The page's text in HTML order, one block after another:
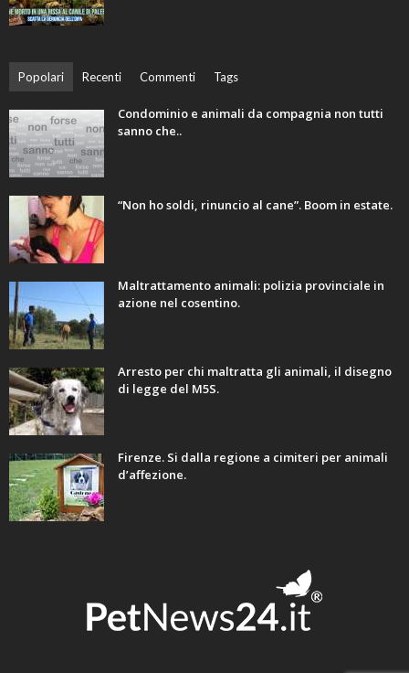
Popolari Recenti Commenti Tags
Condominio e animali da compagnia non tutti
sanno che..
“Non ho soldi, rinuncio al cane”. Boom in estate.
Maltrattamento animali: polizia provinciale in
azione nel cosentino.
Arresto per chi maltratta gli animali, il disegno
di legge del M5S.
Firenze. Si dalla regione a cimiteri per animali
d’affezione.